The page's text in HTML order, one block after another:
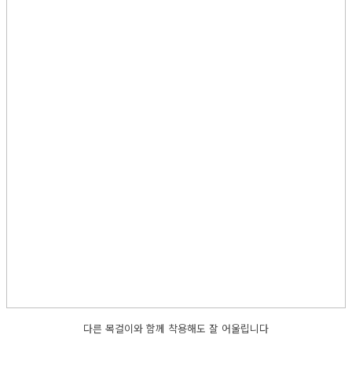
다른 목걸이와 함께 착용해도 잘 어울립니다